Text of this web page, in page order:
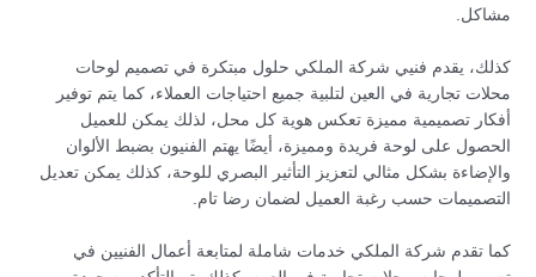
مشاكل.
كذلك، يقدم فنيي شركة الملكي حلول مبتكرة في تصميم لوحات
محلات تجارية في العين لتلبية جميع احتياجات العملاء، كما يتم توفير
أفكار تصميمية مميزة تعكس هوية كل محل، لذلك يمكن للعميل
الحصول على لوحة فريدة ومميزة، أيضًا يهتم الفنيون بضبط الألوان
والإضاءة بشكل مثالي لتعزيز التأثير البصري للوحة، كذلك يمكن تعديل
التصميمات حسب رغبة العميل لضمان رضا تام.
كما تقدم شركة الملكي خدمات شاملة لمتابعة أعمال الفنيين في